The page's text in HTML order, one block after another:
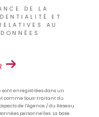
DE LA
ET
AU
enregistrées dans un
comme Sous-traitant du
de l'Agence / du Réseau
personnelles. La base